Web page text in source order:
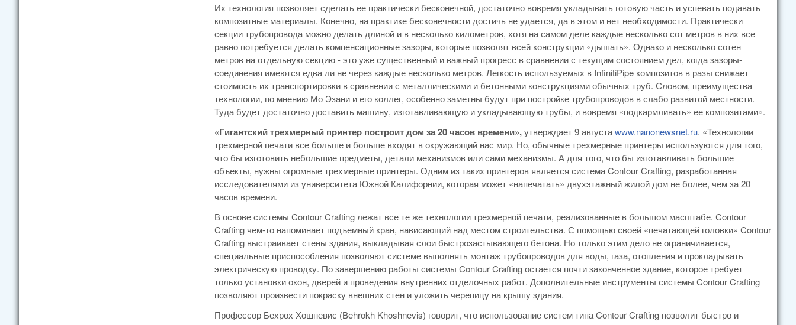
Их технология позволяет сделать ее практически бесконечной, достаточно вовремя укладывать готовую часть и успевать подавать
композитные материалы. Конечно, на практике бесконечности достичь не удается, да в этом и нет необходимости. Практически
секции трубопровода можно делать длиной и в несколько километров, хотя на самом деле каждые несколько сот метров в них все
равно потребуется делать компенсационные зазоры, которые позволят всей конструкции «дышать». Однако и несколько сотен
метров на отдельную секцию - это уже существенный и важный прогресс в сравнении с текущим состоянием дел, когда зазоры-
соединения имеются едва ли не через каждые несколько метров. Легкость используемых в InfinitiPipe композитов в разы снижает
стоимость их транспортировки в сравнении с металлическими и бетонными конструкциями обычных труб. Словом, преимущества
технологии, по мнению Мо Эзани и его коллег, особенно заметны будут при постройке трубопроводов в слабо развитой местности.
Туда будет достаточно доставить машину, изготавливающую и укладывающую трубы, и вовремя «подкармливать» ее композитами».
«Гигантский трехмерный принтер построит дом за 20 часов времени»,утверждает 9 августаwww.nanonewsnet.ru. «Технологии
трехмерной печати все больше и больше входят в окружающий нас мир. Но, обычные трехмерные принтеры используются для того,
что бы изготовить небольшие предметы, детали механизмов или сами механизмы. А для того, что бы изготавливать большие
объекты, нужны огромные трехмерные принтеры. Одним из таких принтеров является система Contour Crafting, разработанная
исследователями из университета Южной Калифорнии, которая может «напечатать» двухэтажный жилой дом не более, чем за 20
часов времени.
В основе системы Contour Crafting лежат все те же технологии трехмерной печати, реализованные в большом масштабе. Contour
Crafting чем-то напоминает подъемный кран, нависающий над местом строительства. С помощью своей «печатающей головки» Contour
Crafting выстраивает стены здания, выкладывая слои быстрозастывающего бетона. Но только этим дело не ограничивается,
специальные приспособления позволяют системе выполнять монтаж трубопроводов для воды, газа, отопления и прокладывать
электрическую проводку. По завершению работы системы Contour Crafting остается почти законченное здание, которое требует
только установки окон, дверей и проведения внутренних отделочных работ. Дополнительные инструменты системы Contour Crafting
позволяют произвести покраску внешних стен и уложить черепицу на крышу здания.
Профессор Бехрох Хошневис (Behrokh Khoshnevis) говорит, что использование систем типа Contour Crafting позволит быстро и